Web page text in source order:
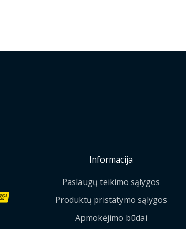
Informacija
Paslaugų teikimo sąlygos
Produktų pristatymo sąlygos
Apmokėjimo būdai